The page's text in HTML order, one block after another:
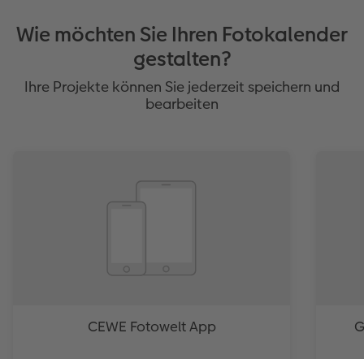
Wie möchten Sie Ihren Fotokalender
gestalten?
Ihre Projekte können Sie jederzeit speichern und
bearbeiten
CEWE Fotowelt App